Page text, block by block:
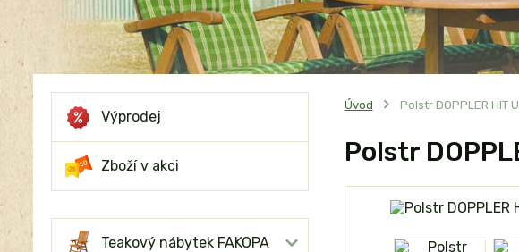
Výprodej
Zboží v akci
Teakový nábytek FAKOPA
Úvod Polstr DOPPLER HIT
Polstr